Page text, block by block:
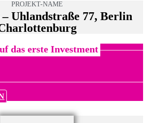
PROJEKT-NAME
Uhlandstraße 77, Berlin
das erste Investment